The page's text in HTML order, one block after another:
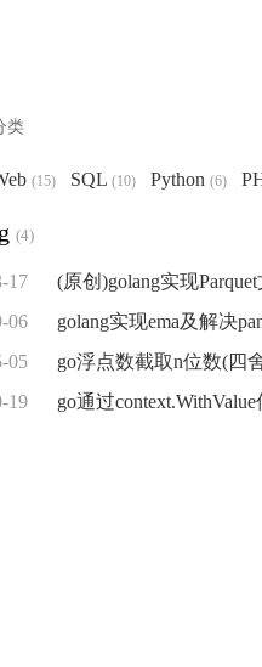
类
(15) SQL (10) Python (6)
(4)
17
(原创)golang实现
06
golang实现ema及解决
05
go浮点数截取n位数(四
19
go通过